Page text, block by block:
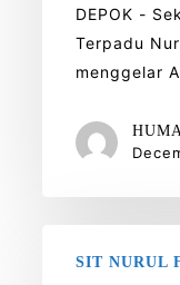
DEPOK -
Terpadu
menggelar
SIT NURUL